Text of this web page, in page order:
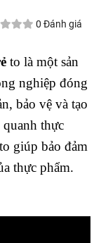
0 Đánh giá
to là một sản
nghiệp đóng
bảo vệ và tạo
thực
giúp bảo đảm
thực phẩm.